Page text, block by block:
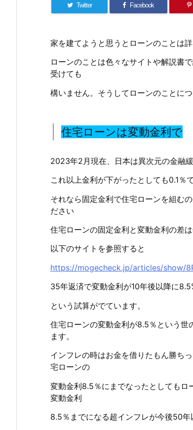
Twitter Facebook
家を建てようと思うとローンのことは
ローンのことは色々なサイトや解説書
受けても
構いません。そうしてローンのことに
住宅ローンは変動金利で
2023年2月現在、日本は異次元の金融
これ以上金利が下がったとしても0.1％
それなら固定金利で住宅ローンを組む
ださい
住宅ローンの固定金利と変動金利の差
以下のサイトを参照すると
https://mogecheck.jp/articles/show/
35年返済で変動金利が10年後以降に
という試算がでています。
住宅ローンの変動金利が8.5％という世
ます。
インフレの時はお金を借りたもん勝ち
宅ローンの
変動金利8.5％にまでなったとしてもロ
変動金利
8.5％までになる超インフレが今後50年